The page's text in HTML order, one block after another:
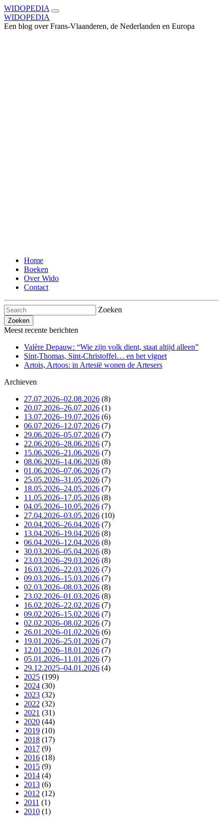
WIDOPEDIA
WIDOPEDIA
Een blog over Frans-Vlaanderen, de Nederlanden en Europa
Home
Boeken
Over Wido
Contact
Zoeken
Meest recente berichten
Valère Depauw: “Wie zijn volk dient, staat altijd alleen”
Sint-Thomas, Sint-Christoffel… en het vignet
Artois, Artoos: in Artesië wonen de Artesers
Archieven
27.07.2026–02.08.2026 (8)
20.07.2026–26.07.2026 (1)
13.07.2026–19.07.2026 (6)
06.07.2026–12.07.2026 (7)
29.06.2026–05.07.2026 (7)
22.06.2026–28.06.2026 (7)
15.06.2026–21.06.2026 (7)
08.06.2026–14.06.2026 (8)
01.06.2026–07.06.2026 (7)
25.05.2026–31.05.2026 (7)
18.05.2026–24.05.2026 (7)
11.05.2026–17.05.2026 (8)
04.05.2026–10.05.2026 (7)
27.04.2026–03.05.2026 (10)
20.04.2026–26.04.2026 (7)
13.04.2026–19.04.2026 (8)
06.04.2026–12.04.2026 (8)
30.03.2026–05.04.2026 (8)
23.03.2026–29.03.2026 (8)
16.03.2026–22.03.2026 (7)
09.03.2026–15.03.2026 (7)
02.03.2026–08.03.2026 (8)
23.02.2026–01.03.2026 (8)
16.02.2026–22.02.2026 (7)
09.02.2026–15.02.2026 (7)
02.02.2026–08.02.2026 (7)
26.01.2026–01.02.2026 (6)
19.01.2026–25.01.2026 (7)
12.01.2026–18.01.2026 (7)
05.01.2026–11.01.2026 (7)
29.12.2025–04.01.2026 (4)
2025 (199)
2024 (30)
2023 (32)
2022 (32)
2021 (31)
2020 (44)
2019 (10)
2018 (17)
2017 (9)
2016 (18)
2015 (9)
2014 (4)
2013 (6)
2012 (12)
2011 (1)
2010 (1)